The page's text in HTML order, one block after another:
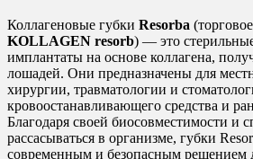
Коллагеновые губки Resorba
KOLLAGEN resorb) — это
имплантаты на основе коллагена,
лошадей. Они предназначены для
хирургии, травматологии и
кровоостанавливающего средства и
Благодаря своей биосовместимости и
рассасываться в организме, губки
современным и безопасным решением